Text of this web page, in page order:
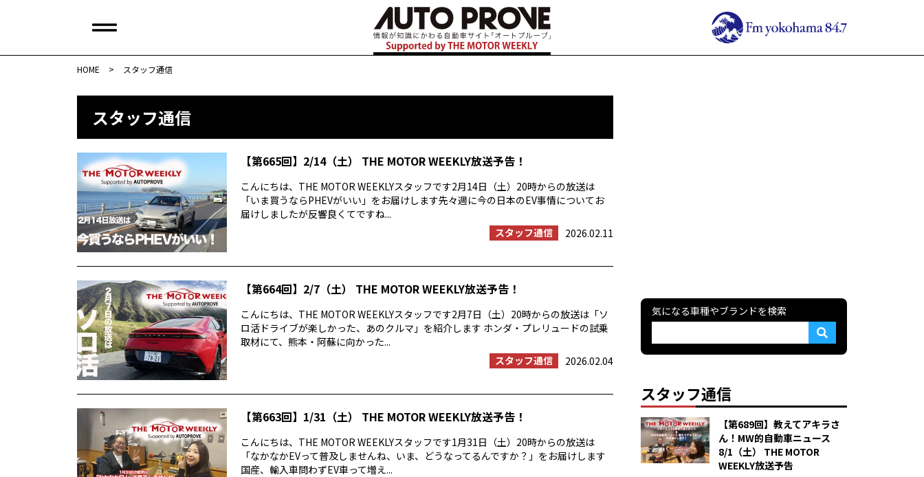
HOME > スタッフ通信
スタッフ通信
【第665回】2/14（土） THE MOTOR WEEKLY放送予告！
こんにちは、THE MOTOR WEEKLYスタッフです2月14日（土）20時からの放送は
「いま買うならPHEVがいい」をお届けします先々週に今の日本のEV事情についてお
届けしましたが反響良くてですね...
スタッフ通信
2026.02.11
【第664回】2/7（土） THE MOTOR WEEKLY放送予告！
こんにちは、THE MOTOR WEEKLYスタッフです2月7日（土）20時からの放送は「ソ
ロ活ドライブが楽しかった、あのクルマ」を紹介します ホンダ・プレリュードの試乗
取材にて、熊本・阿蘇に向かった...
スタッフ通信
2026.02.04
【第663回】1/31（土） THE MOTOR WEEKLY放送予告！
こんにちは、THE MOTOR WEEKLYスタッフです1月31日（土）20時からの放送は
「なかなかEVって普及しませんね、いま、どうなってるんですか？」をお届けします
国産、輸入車問わずEV車って増え...
気になる車種やブランドを検索
スタッフ通信
【第689回】教えてアキラさ
ん！MW的自動車ニュース
8/1（土） THE MOTOR
WEEKLY放送予告